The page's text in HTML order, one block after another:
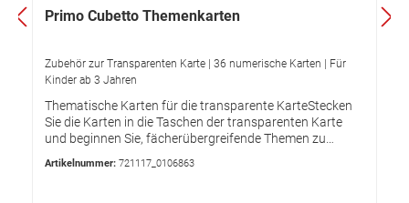
Primo Cubetto Themenkarten
Zubehör zur Transparenten Karte | 36 numerische Karten | Für
Kinder ab 3 Jahren
Thematische Karten für die transparente KarteStecken
Sie die Karten in die Taschen der transparenten Karte
und beginnen Sie, fächerübergreifende Themen zu
üben. Alphabetkarten36 doppelseitige Karten mit
Großbuchstaben und Kleinbuchstaben (A-Z)
Artikelnummer: 721117_0106863